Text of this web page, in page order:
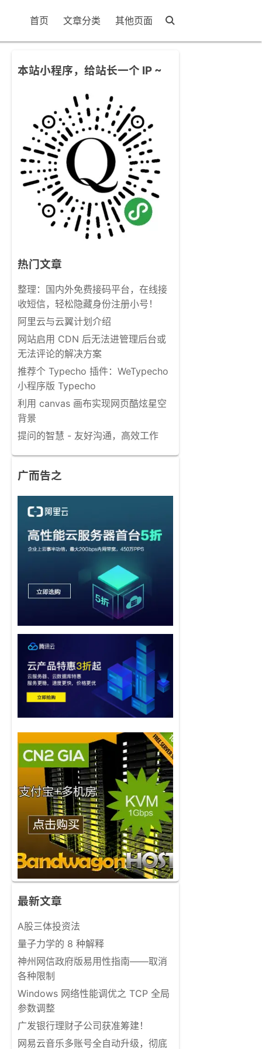
首页 文章分类 其他页面
本站小程序，给站长一个 IP ~
热门文章
整理：国内外免费接码平台，在线接
收短信，轻松隐藏身份注册小号！
阿里云与云翼计划介绍
网站启用 CDN 后无法进管理后台或
无法评论的解决方案
推荐个 Typecho 插件：WeTypecho
小程序版 Typecho
利用 canvas 画布实现网页酷炫星空
背景
提问的智慧 - 友好沟通，高效工作
广而告之
最新文章
A股三体投资法
量子力学的 8 种解释
神州网信政府版易用性指南——取消
各种限制
Windows 网络性能调优之 TCP 全局
参数调整
广发银行理财子公司获准筹建！
网易云音乐多账号全自动升级，彻底